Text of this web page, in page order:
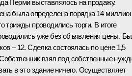
Перми выставлялось на продажу.
была определена порядка 14
трижды проводились торги. В итоге
уже без объявления цены.
– 12. Сделка состоялась по цене 1,5
взял под собственные
в это здание ничего. Осуществляет